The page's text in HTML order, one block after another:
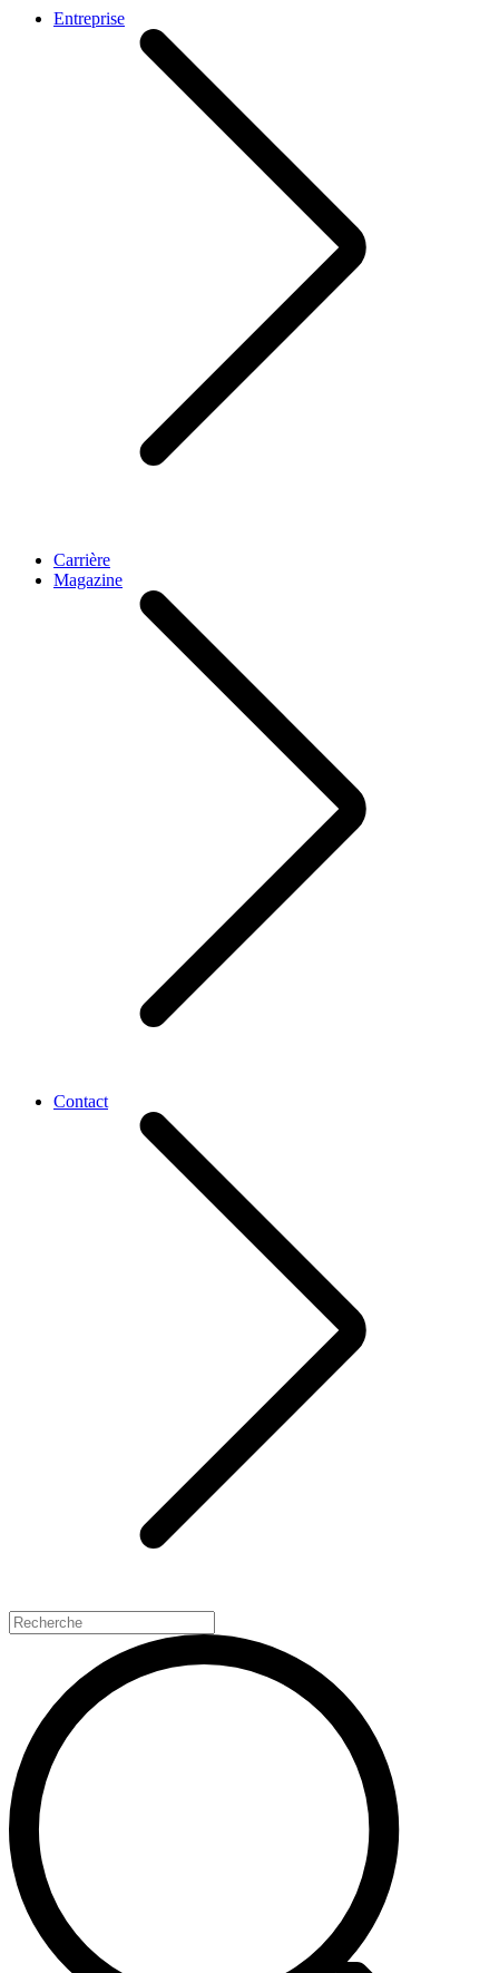
Entreprise
Carrière
Magazine
Contact